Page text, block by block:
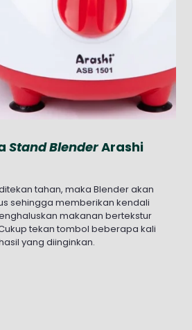
Stand BlenderArashi
tahan, maka Blender akan
sehingga memberikan kendali
makanan bertekstur
tekan tombol beberapa kali
yang diinginkan.